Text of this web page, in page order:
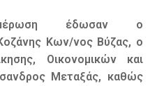
έδωσαν ο
Κων/νος Βύζας, ο
Οικονομικών και
Μεταξάς, καθώς